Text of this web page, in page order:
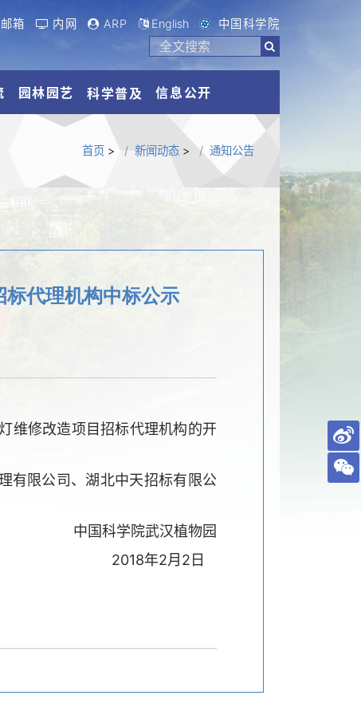
邮箱 内网 ARP English 中国科学院
园林园艺 科学普及 信息公开
首页> 新闻动态> 通知公告
代理机构中标公示
维修改造项目招标代理机构的开
有限公司、湖北中天招标有限公
中国科学院武汉植物园
2018年2月2日